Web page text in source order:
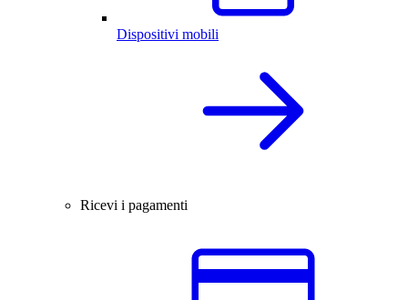
Dispositivi mobili
Ricevi i pagamenti